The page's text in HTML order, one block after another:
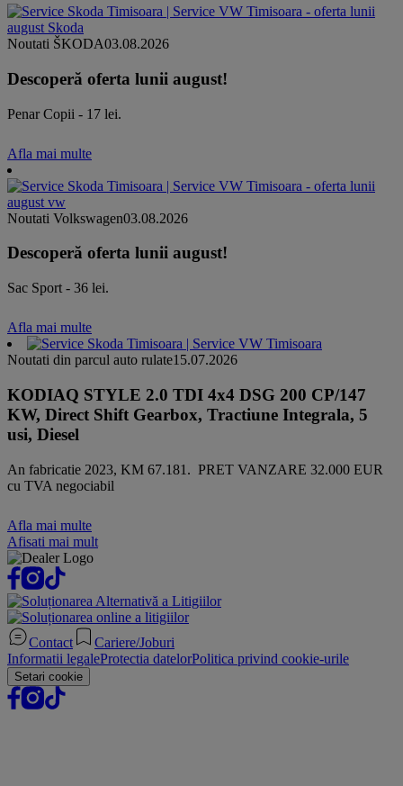
Noutati ŠKODA03.08.2026
Descoperă oferta lunii august!
Penar Copii - 17 lei.
Afla mai multe
Noutati Volkswagen03.08.2026
Descoperă oferta lunii august!
Sac Sport - 36 lei.
Afla mai multe
Noutati din parcul auto rulate15.07.2026
KODIAQ STYLE 2.0 TDI 4x4 DSG 200 CP/147
KW, Direct Shift Gearbox, Tractiune Integrala, 5
usi, Diesel
An fabricatie 2023, KM 67.181. PRET VANZARE 32.000 EUR
cu TVA negociabil
Afla mai multe
Afisati mai mult
Contact
Cariere/Joburi
Informatii legaleProtectia datelorPolitica privind cookie-urile
Setari cookie